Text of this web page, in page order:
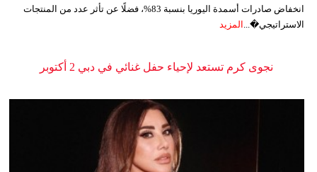
انخفاض صادرات أسمدة اليوريا بنسبة 83%، فضلًا عن تأثر عدد من المنتجات
الاستراتيجي�... المزيد
نجوى كرم تستعد لإحياء حفل غنائي في دبي 2 أكتوبر